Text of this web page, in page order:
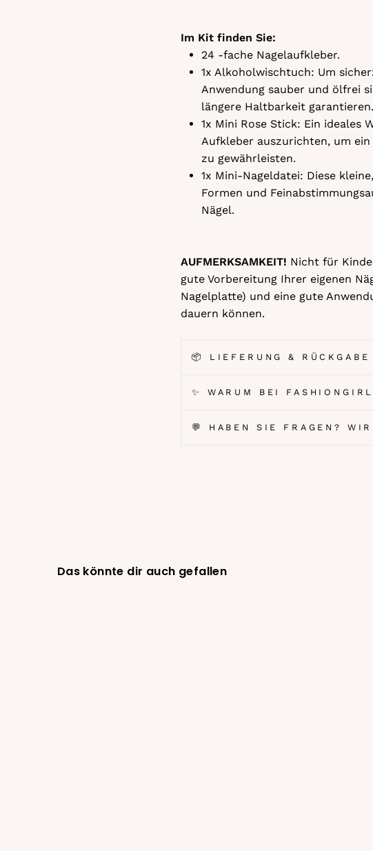
Im Kit finden Sie:
24 -fache Nagelaufkleber.
1x Alkoholwischtuch: Um
Anwendung sauber und ölfrei
längere Haltbarkeit garantieren.
1x Mini Rose Stick: Ein ideales
Aufkleber auszurichten, um
zu gewährleisten.
1x Mini-Nageldatei: Diese
Formen und
Nägel.
AUFMERKSAMKEIT! Nicht für
gute Vorbereitung Ihrer eigenen
Nagelplatte) und eine gute
dauern können.
📦 LIEFERUNG & RÜCKGABE
✨ WARUM BEI
💬 HABEN SIE FRAGEN?
Das könnte dir auch gefallen